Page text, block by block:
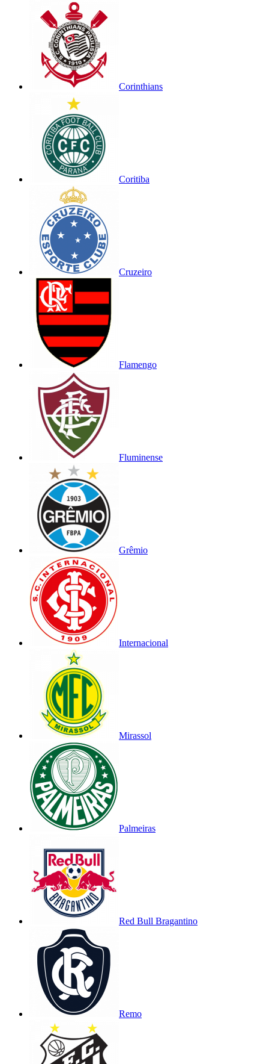
Corinthians
Coritiba
Cruzeiro
Flamengo
Fluminense
Grêmio
Internacional
Mirassol
Palmeiras
Red Bull Bragantino
Remo